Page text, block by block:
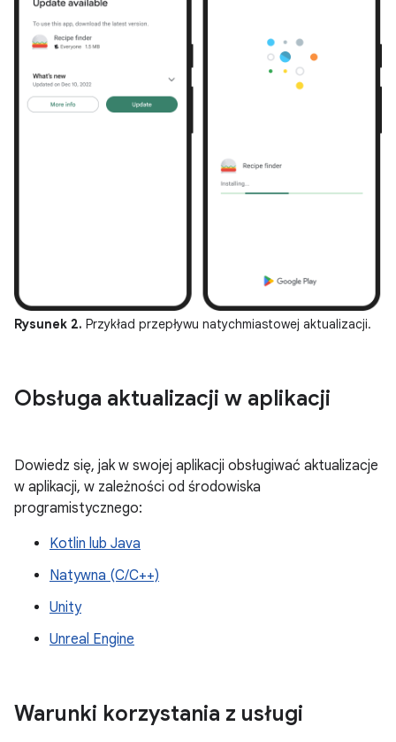
Rysunek 2. Przykład przepływu natychmiastowej aktualizacji.
Obsługa aktualizacji w aplikacji
Dowiedz się, jak w swojej aplikacji obsługiwać aktualizacje
w aplikacji, w zależności od środowiska
programistycznego:
Kotlin lub Java
Natywna (C/C++)
Unity
Unreal Engine
Warunki korzystania z usługi